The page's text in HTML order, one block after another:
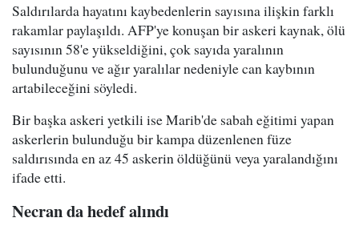
Saldırılarda hayatını kaybedenlerin sayısına ilişkin farklı
rakamlar paylaşıldı. AFP'ye konuşan bir askeri kaynak, ölü
sayısının 58'e yükseldiğini, çok sayıda yaralının
bulunduğunu ve ağır yaralılar nedeniyle can kaybının
artabileceğini söyledi.
Bir başka askeri yetkili ise Marib'de sabah eğitimi yapan
askerlerin bulunduğu bir kampa düzenlenen füze
saldırısında en az 45 askerin öldüğünü veya yaralandığını
ifade etti.
Necran da hedef alındı